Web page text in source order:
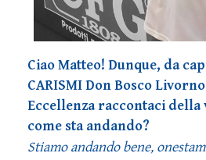
Ciao Matteo! Dunque, da
CARISMI Don Bosco
Eccellenza raccontaci della
come sta andando?
Stiamo andando bene,